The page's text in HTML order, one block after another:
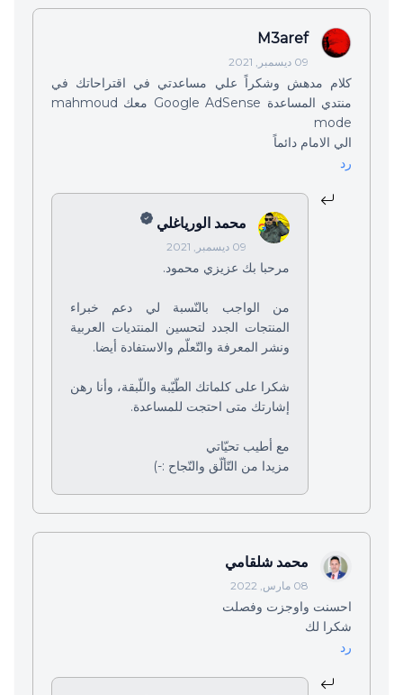
M3aref
09 ديسمبر, 2021
كلام مدهش وشكراً علي مساعدتي في اقتراحاتك في
منتدي المساعدة Google AdSense معك mahmoud
mode
الي الامام دائماً
رد
محمد الورياغلي
09 ديسمبر, 2021
مرحبا بك عزيزي محمود.
من الواجب بالنّسبة لي دعم خبراء
المنتجات الجدد لتحسين المنتديات العربية
ونشر المعرفة والتّعلّم والاستفادة أيضا.
شكرا على كلماتك الطّيّبة واللّبقة، وأنا رهن
إشارتك متى احتجت للمساعدة.
مع أطيب تحيّاتي
مزيدا من التّألّق والنّجاح :-)
محمد شلقامي
08 مارس, 2022
احسنت واوجزت وفصلت
شكرا لك
رد